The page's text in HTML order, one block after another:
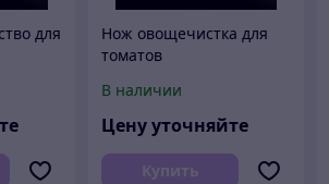
для
Нож овощечистка для
томатов
В наличии
Цену уточняйте
Купить